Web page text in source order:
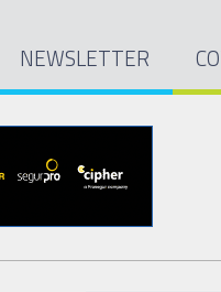
NEWSLETTER